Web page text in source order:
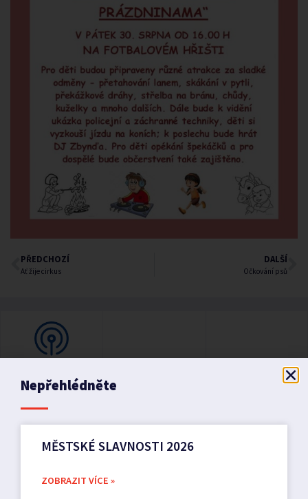
PŘEDCHOZÍ
Ať žije cirkus
DALŠÍ
Očkování psů
Nepřehlédněte
MĚSTSKÉ SLAVNOSTI 2026
ZOBRAZIT VÍCE »